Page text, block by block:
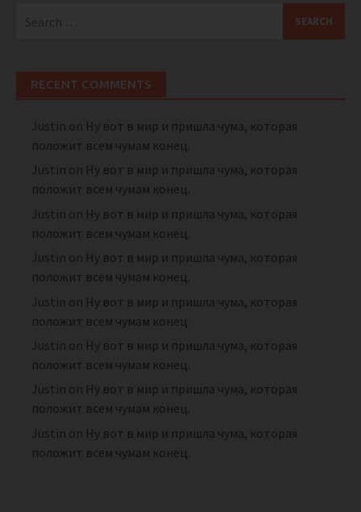
RECENT COMMENTS
Justin on Ну вот в мир и пришла чума, которая
положит всем чумам конец.
Justin on Ну вот в мир и пришла чума, которая
положит всем чумам конец.
Justin on Ну вот в мир и пришла чума, которая
положит всем чумам конец.
Justin on Ну вот в мир и пришла чума, которая
положит всем чумам конец.
Justin on Ну вот в мир и пришла чума, которая
положит всем чумам конец.
Justin on Ну вот в мир и пришла чума, которая
положит всем чумам конец.
Justin on Ну вот в мир и пришла чума, которая
положит всем чумам конец.
Justin on Ну вот в мир и пришла чума, которая
положит всем чумам конец.